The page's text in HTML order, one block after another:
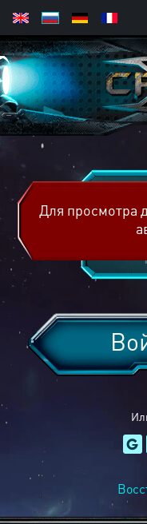
Для просмотра